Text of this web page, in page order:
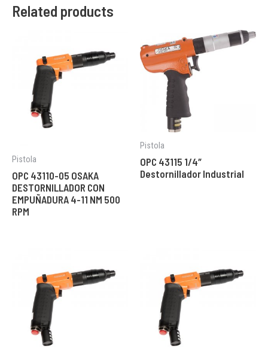
Related products
Pistola
OPC 43110-05 OSAKA
DESTORNILLADOR CON
EMPUÑADURA 4-11 NM 500
RPM
Pistola
OPC 43115 1/4″
Destornillador Industrial